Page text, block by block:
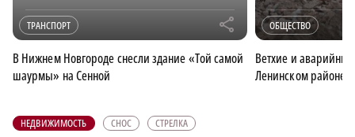
ТРАНСПОРТ r
В Нижнем Новгороде снесли здание «Той самой
шаурмы» на Сенной
ОБЩЕСТВО
Ветхие и
Ленинском районе
НЕДВИЖИМОСТЬ СНОС СТРЕЛКА